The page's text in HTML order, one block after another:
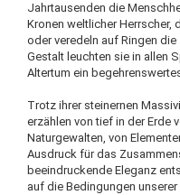
Jahrtausenden die
Kronen weltlicher Herrscher,
oder veredeln auf Ringen
Gestalt leuchten sie in allen
Altertum ein
Trotz ihrer steinernen
erzählen von tief in der Erde
Naturgewalten, von
Ausdruck für das
beeindruckende Eleganz
auf die Bedingungen